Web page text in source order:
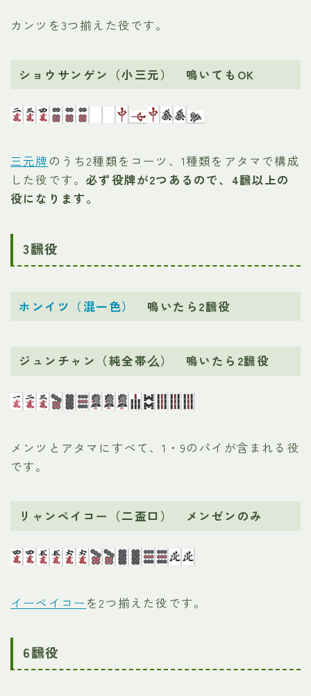
カンツを3つ揃えた役です。
ショウサンゲン（小三元） 鳴いてもOK
三元牌 のうち2種類をコーツ、1種類をアタマで構成
した役です。必ず役牌が2つあるので、4飜以上の
役になります。
3飜役
ホンイツ（混一色） 鳴いたら2飜役
ジュンチャン（純全帯么） 鳴いたら2飜役
メンツとアタマにすべて、1・9のパイが含まれる役
です。
リャンペイコー（二盃口） メンゼンのみ
イーペイコー を2つ揃えた役です。
6飜役